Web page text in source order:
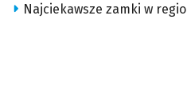
Najciekawsze zamki w